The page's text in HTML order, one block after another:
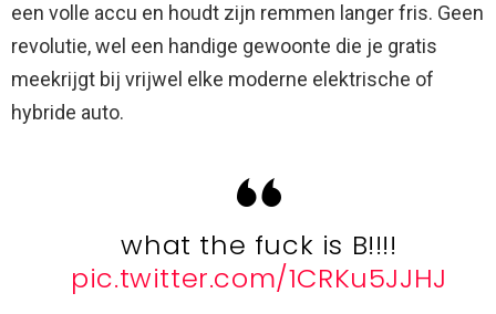
een volle accu en houdt zijn remmen langer fris. Geen
revolutie, wel een handige gewoonte die je gratis
meekrijgt bij vrijwel elke moderne elektrische of
hybride auto.
what the fuck is B!!!!
pic.twitter.com/1CRKu5JJHJ